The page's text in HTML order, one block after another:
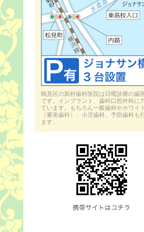
鶴見区の新村歯科医院は日曜診療の歯
です。インプラント、歯科口腔外科に
ています。もちろん一般歯科やホワイ
（審美歯科）、小児歯科、予防歯科も
ます。